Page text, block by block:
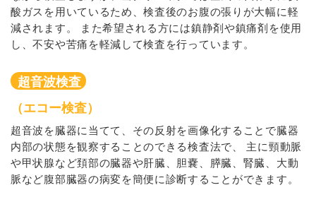
酸ガスを用いているため、検査後のお腹の張りが大幅に軽
減されます。 また希望される方には鎮静剤や鎮痛剤を使用
し、不安や苦痛を軽減して検査を行っています。
超音波検査
（エコー検査）
超音波を臓器に当てて、その反射を画像化することで臓器
内部の状態を観察することのできる検査法で、 主に頸動脈
や甲状腺など頚部の臓器や肝臓、胆嚢、膵臓、腎臓、大動
脈など腹部臓器の病変を簡便に診断することができます。